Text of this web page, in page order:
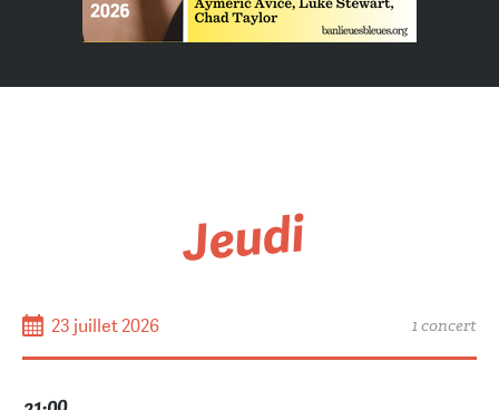
Jeudi
23 juillet 2026 1 concert